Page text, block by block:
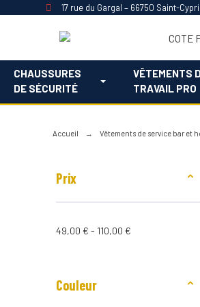
17 rue du Gargal – 66750 Saint-
CHAUSSURES
DE SÉCURITÉ
VÊTEMENTS
TRAVAIL PRO
Accueil Vêtements de service bar et
Prix
49,00 € - 110,00 €
Couleur